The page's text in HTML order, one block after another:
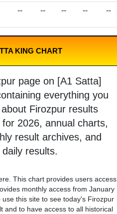
-- -- -- -- --
KING CHART
page on [A1 Satta]
everything you
Firozpur results
2026, annual charts,
result archives, and
results.
This chart provides users access
monthly access from January
this site to see today's Firozpur
and to have access to all historical